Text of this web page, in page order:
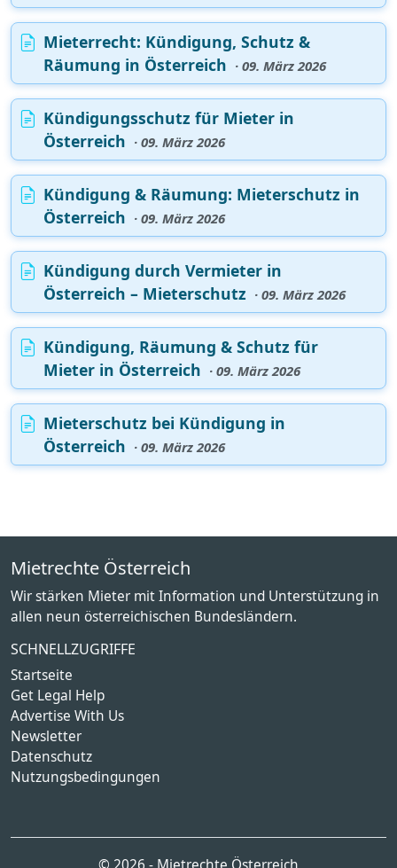
Mieterrecht: Kündigung, Schutz &
Räumung in Österreich · 09. März 2026
Kündigungsschutz für Mieter in
Österreich · 09. März 2026
Kündigung & Räumung: Mieterschutz in
Österreich · 09. März 2026
Kündigung durch Vermieter in
Österreich – Mieterschutz · 09. März 2026
Kündigung, Räumung & Schutz für
Mieter in Österreich · 09. März 2026
Mieterschutz bei Kündigung in
Österreich · 09. März 2026
Mietrechte Österreich
Wir stärken Mieter mit Information und Unterstützung in
allen neun österreichischen Bundesländern.
SCHNELLZUGRIFFE
Startseite
Get Legal Help
Advertise With Us
Newsletter
Datenschutz
Nutzungsbedingungen